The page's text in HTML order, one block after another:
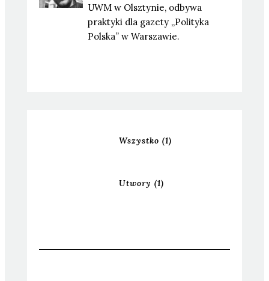
UWM w Olsztynie, odbywa
praktyki dla gazety „Polityka
Polska” w Warszawie.
Wszystko (1)
Utwory (1)